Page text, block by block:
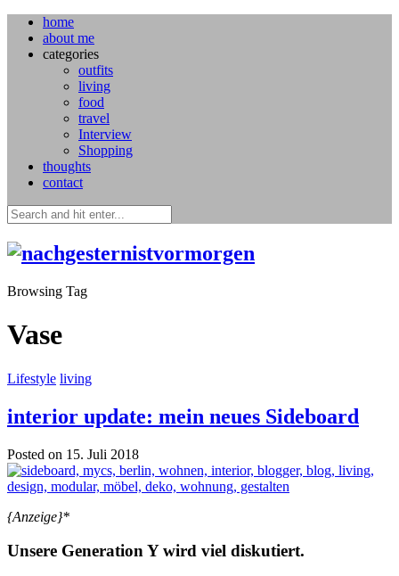
home
about me
categories
outfits
living
food
travel
Interview
Shopping
thoughts
contact
Browsing Tag
Vase
Lifestyle living
interior update: mein neues Sideboard
Posted on 15. Juli 2018
{Anzeige}*
Unsere Generation Y wird viel diskutiert.